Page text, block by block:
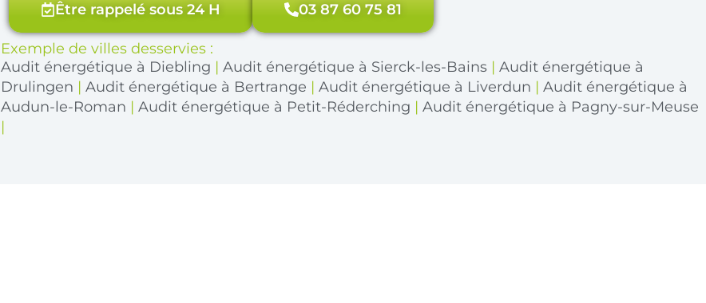
Être rappelé sous 24 H 03 87 60 75 81
Exemple de villes desservies :
Audit énergétique à Diebling |Audit énergétique à Sierck-les-Bains |Audit énergétique à
Drulingen |Audit énergétique à Bertrange |Audit énergétique à Liverdun |Audit énergétique à
Audun-le-Roman |Audit énergétique à Petit-Réderching |Audit énergétique à Pagny-sur-Meuse
|